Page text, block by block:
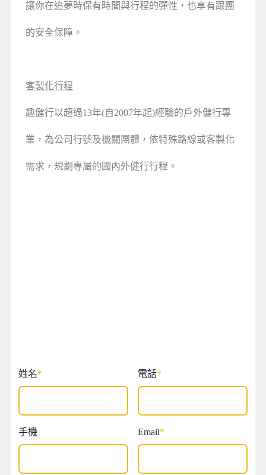
讓你在追夢時保有時間與行程的彈性，也享有跟團
的安全保障。
客製化行程
趣健行以超過13年(自2007年起)經驗的戶外健行專
業，為公司行號及機關團體，依特殊路線或客製化
需求，規劃專屬的國內外健行行程。
姓名* 電話*
手機 Email*